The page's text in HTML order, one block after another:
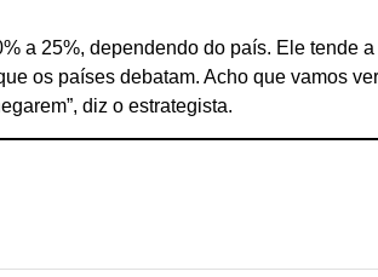
a 25%, dependendo do país. Ele tende a
os países debatam. Acho que vamos
diz o estrategista.